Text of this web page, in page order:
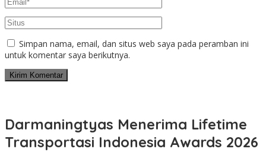
Simpan nama, email, dan situs web saya pada peramban ini
untuk komentar saya berikutnya.
Darmaningtyas Menerima Lifetime
Transportasi Indonesia Awards 2026